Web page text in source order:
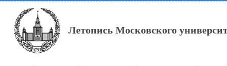
Перейти к основному содержанию
Летопись Московского